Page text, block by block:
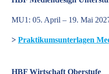
MU1: 05. April – 19. Mai
> Praktikumsunterlagen
HBF Wirtschaft Oberstufe